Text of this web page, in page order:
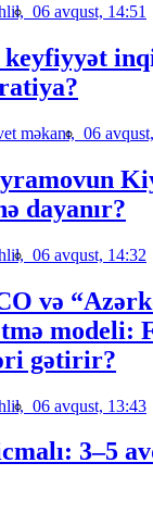
06 avqust, 14:51
məkanı, 06
dayanır?
06 avqust, 14:32
və
modeli:
gətirir?
06 avqust, 13:43
3–5